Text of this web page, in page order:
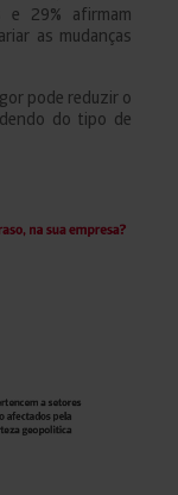
e 29% afirmam
as mudanças
pode reduzir o
do tipo de